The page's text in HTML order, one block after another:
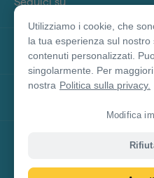
Informazioni sul sito
Utilizziamo i cookie, che
la tua esperienza sul
contenuti personalizzati.
singolarmente. Per
nostra Politica sulla privacy.
Modifica